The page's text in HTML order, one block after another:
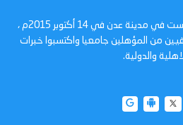
عدن تايم - صحيفة الكترونية تأسست في مدينة عدن في 14 أكتوبر 2015م ،
من المؤهلين جامعيا واكتسبوا خبرات
والدولية.